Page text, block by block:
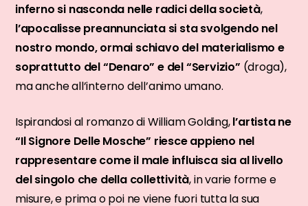
inferno si nasconda nelle radici della società,
l’apocalisse preannunciata si sta svolgendo nel
nostro mondo, ormai schiavo del materialismo e
soprattutto del “Denaro” e del “Servizio” (droga),
ma anche all’interno dell’animo umano.
Ispirandosi al romanzo di William Golding,l’artista ne
“Il Signore Delle Mosche” riesce appieno nel
rappresentare come il male influisca sia al livello
del singolo che della collettività, in varie forme e
misure, e prima o poi ne viene fuori tutta la sua